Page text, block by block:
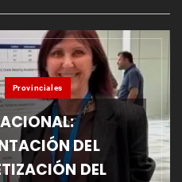
Provinciales
DEL
DEL